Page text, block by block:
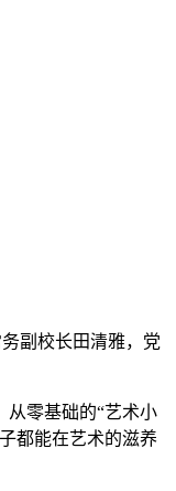
副校长田清雅，党
从零基础的“艺术小
都能在艺术的滋养